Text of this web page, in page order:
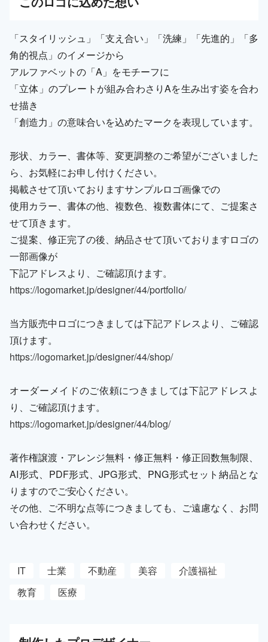
「スタイリッシュ」「支え合い」「洗練」「先進的」「多
角的視点」のイメージから
アルファベットの「A」をモチーフに
「立体」のプレートが組み合わさりAを生み出す姿を合わ
せ描き
「創造力」の意味合いを込めたマークを表現しています。
形状、カラー、書体等、変更調整のご希望がございました
ら、お気軽にお申し付けください。
掲載させて頂いておりますサンプルロゴ画像での
使用カラー、書体の他、複数色、複数書体にて、ご提案さ
せて頂きます。
ご提案、修正完了の後、納品させて頂いておりますロゴの
一部画像が
下記アドレスより、ご確認頂けます。
https://logomarket.jp/designer/44/portfolio/
当方販売中ロゴにつきましては下記アドレスより、ご確認
頂けます。
https://logomarket.jp/designer/44/shop/
オーダーメイドのご依頼につきましては下記アドレスよ
り、ご確認頂けます。
https://logomarket.jp/designer/44/blog/
著作権譲渡・アレンジ無料・修正無料・修正回数無制限、
AI形式、PDF形式、JPG形式、PNG形式セット納品とな
りますのでご安心ください。
その他、ご不明な点等につきましても、ご遠慮なく、お問
い合わせください。
IT 士業 不動産 美容
介護福祉
教育
医療